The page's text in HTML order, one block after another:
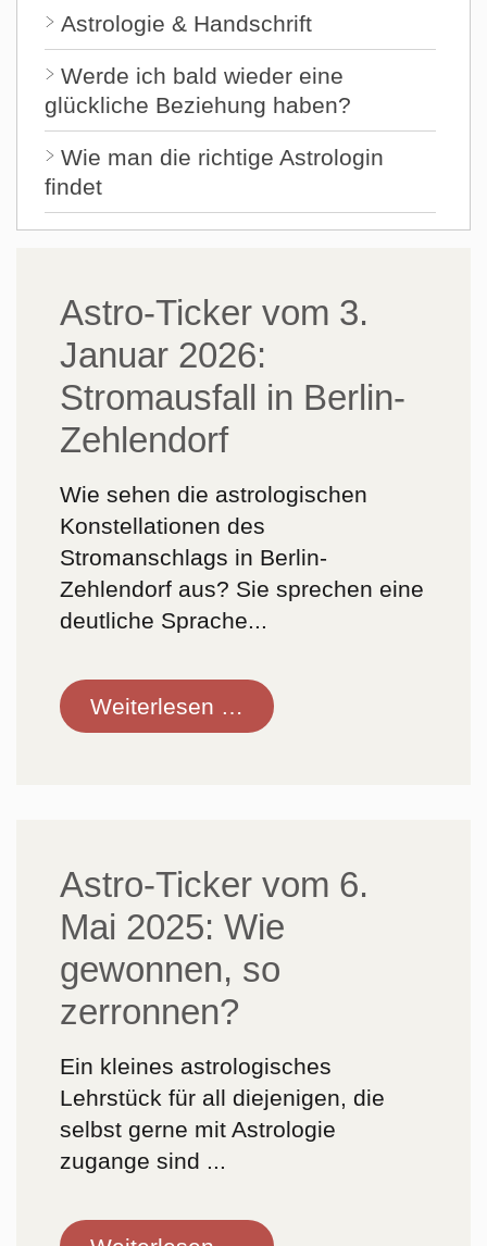
Astrologie & Handschrift
Werde ich bald wieder eine
glückliche Beziehung haben?
Wie man die richtige Astrologin
findet
Astro-Ticker vom 3.
Januar 2026:
Stromausfall in Berlin-
Zehlendorf
Wie sehen die astrologischen
Konstellationen des
Stromanschlags in Berlin-
Zehlendorf aus? Sie sprechen eine
deutliche Sprache...
Weiterlesen … Astro-
Ticker
Stromausfall
in
Berlin-
Zehlendorf
Astro-Ticker vom 6.
Mai 2025: Wie
gewonnen, so
zerronnen?
Ein kleines astrologisches
Lehrstück für all diejenigen, die
selbst gerne mit Astrologie
zugange sind ...